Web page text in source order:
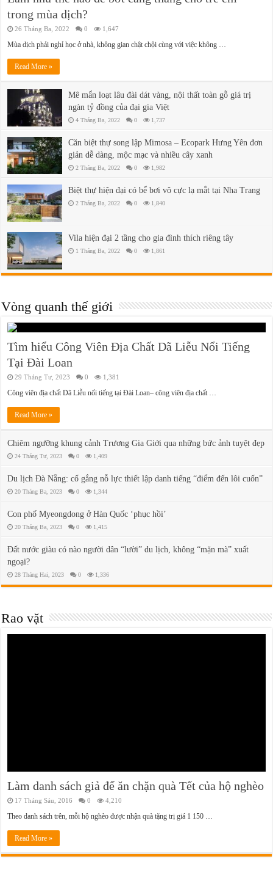
trong mùa dịch?
26 Tháng Ba, 2022 0 1,647
Mùa dịch phải nghỉ học ở nhà, không gian chật chội cùng với việc không …
Read More »
Mê mẩn loạt lâu đài dát vàng, nội thất toàn gỗ giá trị
ngàn tỷ đồng của đại gia Việt
4 Tháng Ba, 2022 0 1,737
Căn biệt thự song lập Mimosa – Ecopark Hưng Yên đơn
giản dễ dàng, mộc mạc và nhiều cây xanh
2 Tháng Ba, 2022 0 1,982
Biệt thự hiện đại có bể bơi vô cực lạ mắt tại Nha Trang
2 Tháng Ba, 2022 0 1,840
Vila hiện đại 2 tầng cho gia đình thích riêng tây
1 Tháng Ba, 2022 0 1,861
Vòng quanh thế giới
Tìm hiểu Công Viên Địa Chất Dã Liễu Nổi Tiếng
Tại Đài Loan
29 Tháng Tư, 2023 0 1,381
Công viên địa chất Dã Liễu nổi tiếng tại Đài Loan– công viên địa chất …
Read More »
Chiêm ngưỡng khung cảnh Trương Gia Giới qua những bức ảnh tuyệt đẹp
24 Tháng Tư, 2023 0 1,409
Du lịch Đà Nẵng: cố gắng nỗ lực thiết lập danh tiếng “điểm đến lôi cuốn”
20 Tháng Ba, 2023 0 1,344
Con phố Myeongdong ở Hàn Quốc ‘phục hồi’
20 Tháng Ba, 2023 0 1,415
Đất nước giàu có nào người dân “lười” du lịch, không “mặn mà” xuất
ngoại?
28 Tháng Hai, 2023 0 1,336
Rao vặt
Làm danh sách giả để ăn chặn quà Tết của hộ nghèo
17 Tháng Sáu, 2016 0 4,210
Theo danh sách trên, mỗi hộ nghèo được nhận quà tặng trị giá 1 150 …
Read More »